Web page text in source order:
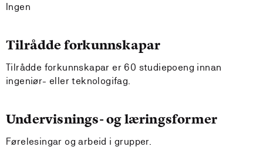
Ingen
Tilrådde forkunnskapar
Tilrådde forkunnskapar er 60 studiepoeng innan
ingeniør- eller teknologifag.
Undervisnings- og læringsformer
Førelesingar og arbeid i grupper.